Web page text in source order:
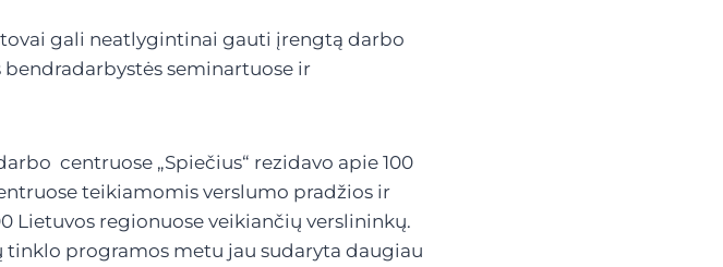
gali neatlygintinai gauti įrengtą darbo
seminartuose ir
centruose „Spiečius“ rezidavo apie 100
teikiamomis verslumo pradžios ir
Lietuvos regionuose veikiančių verslininkų.
tinklo programos metu jau sudaryta daugiau